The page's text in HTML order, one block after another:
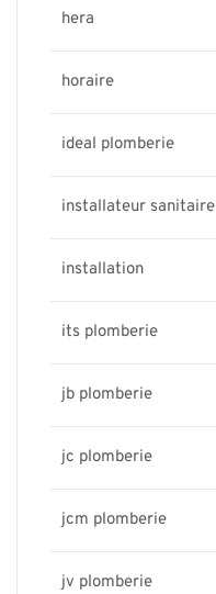
hera
horaire
ideal plomberie
installateur sanitaire
installation
its plomberie
jb plomberie
jc plomberie
jcm plomberie
jv plomberie